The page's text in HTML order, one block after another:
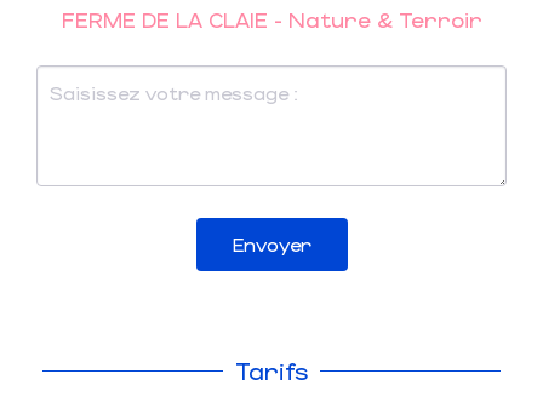
FERME DE LA CLAIE - Nature & Terroir
Envoyer
Tarifs